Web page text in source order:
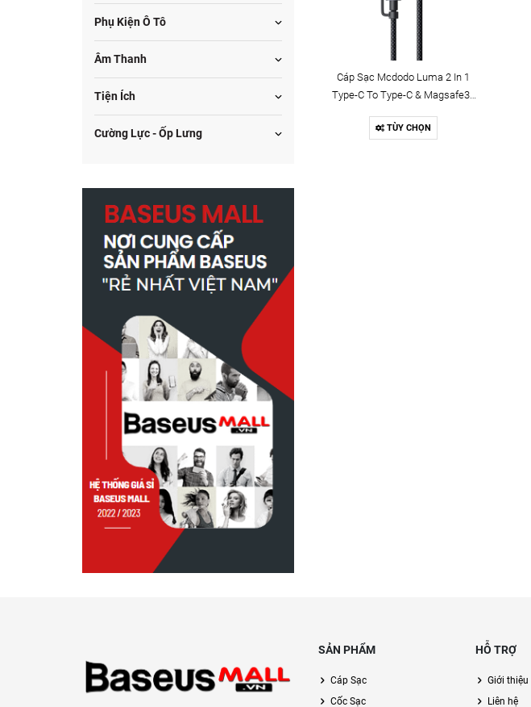
Phụ Kiện Ô Tô
Âm Thanh
Tiện Ích
Cường Lực - Ốp Lưng
Cáp Sạc Mcdodo Luma 2 In 1
Type-C To Type-C & Magsafe3 |
TÙY CHỌN
SẢN PHẨM
Cáp Sạc
Cốc Sạc
HỖ TRỢ
Giới thiệu
Liên hệ